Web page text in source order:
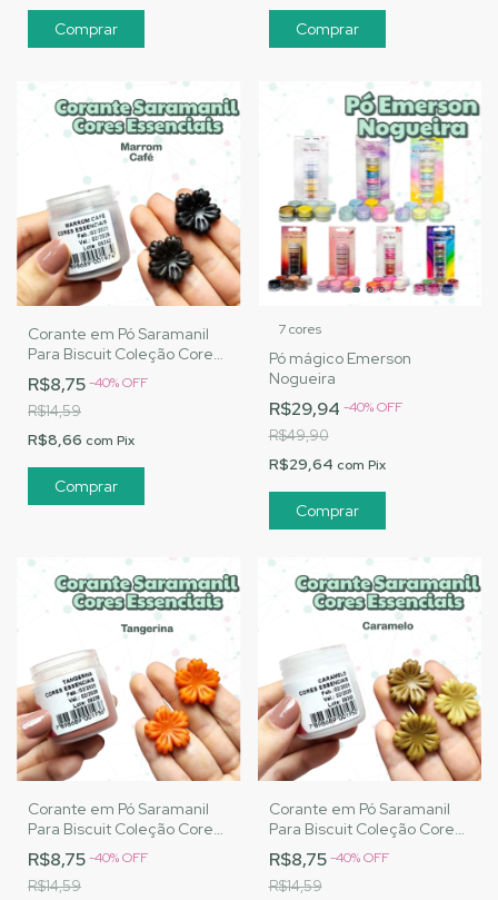
Corante em Pó Saramanil
Para Biscuit Coleção Cores
Essenciais - Marrom Café
R$8,75-40%OFF
R$14,59
R$8,66 com Pix
7 cores
Pó mágico Emerson
Nogueira
R$29,94 -40%OFF
R$49,90
R$29,64 com Pix
Comprar
Corante em Pó Saramanil
Para Biscuit Coleção Cores
Essenciais - Tangerina
R$8,75-40%OFF
R$14,59
Corante em Pó Saramanil
Para Biscuit Coleção Cores
Essenciais - Caramelo
R$8,75-40%OFF
R$14,59